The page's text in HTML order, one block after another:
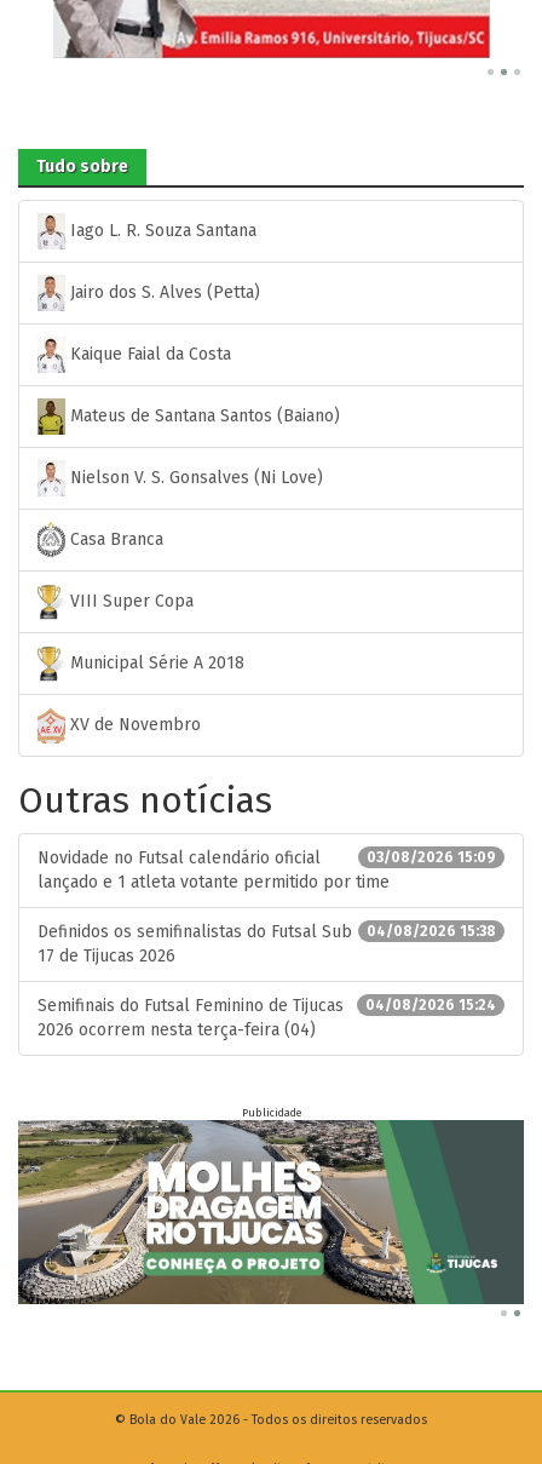
Tudo sobre
Iago L. R. Souza Santana
Jairo dos S. Alves (Petta)
Kaique Faial da Costa
Mateus de Santana Santos (Baiano)
Nielson V. S. Gonsalves (Ni Love)
Casa Branca
VIII Super Copa
Municipal Série A 2018
XV de Novembro
Outras notícias
03/08/2026 15:09
Novidade no Futsal calendário oficial
lançado e 1 atleta votante permitido por time
04/08/2026 15:38
Definidos os semifinalistas do Futsal Sub
17 de Tijucas 2026
04/08/2026 15:24
Semifinais do Futsal Feminino de Tijucas
2026 ocorrem nesta terça-feira (04)
Publicidade
© Bola do Vale 2026 - Todos os direitos reservados